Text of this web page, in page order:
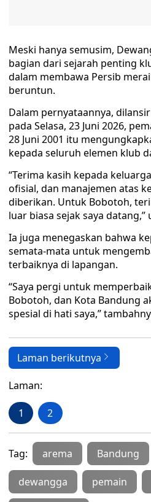
Meski hanya semusim,
bagian dari sejarah penting
dalam membawa Persib
beruntun.
Dalam pernyataannya,
pada Selasa, 23 Juni 2026,
28 Juni 2001 itu
kepada seluruh elemen klub
“Terima kasih kepada
ofisial, dan manajemen atas
diberikan. Untuk Bobotoh,
luar biasa sejak saya datang,”
Ia juga menegaskan bahwa
semata-mata untuk
terbaiknya di lapangan.
“Saya pergi untuk
Bobotoh, dan Kota Bandung
spesial di hati saya,”
Laman berikutnya
Laman:
1 2
Tag: arema Bandung
dewangga pemain